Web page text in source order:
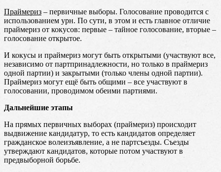
Праймериз – первичные выборы. Голосование проводится с
использованием урн. По сути, в этом и есть главное отличие
праймериз от кокусов: первые – тайное голосование, вторые –
голосование открытое.
И кокусы и праймериз могут быть открытыми (участвуют все,
независимо от партпринадлежности, но только в праймериз
одной партии) и закрытыми (только члены одной партии).
Праймериз могут ещё быть общими – все участвуют в
голосовании, проводимом обеими партиями.
Дальнейшие этапы
На прямых первичных выборах (праймериз) происходит
выдвижение кандидатур, то есть кандидатов определяет
гражданское волеизъявление, а не партсъезды. Съезды
утверждают кандидатов, которые потом участвуют в
предвыборной борьбе.